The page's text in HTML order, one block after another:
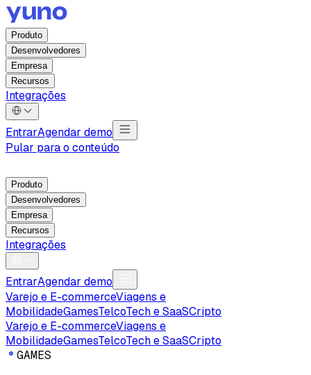
Produto
Desenvolvedores
Empresa
Recursos
Integrações
EntrarAgendar demo
Pular para o conteúdo
Produto
Desenvolvedores
Empresa
Recursos
Integrações
EntrarAgendar demo
Varejo e E-commerceViagens e
MobilidadeGamesTelcoTech e SaaSCripto
Varejo e E-commerceViagens e
MobilidadeGamesTelcoTech e SaaSCripto
GAMES